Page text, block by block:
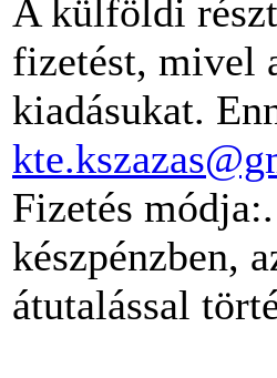
A külföldi
fizetést, mivel
kiadásukat.
Fizetés
készpénzben,
átutalással